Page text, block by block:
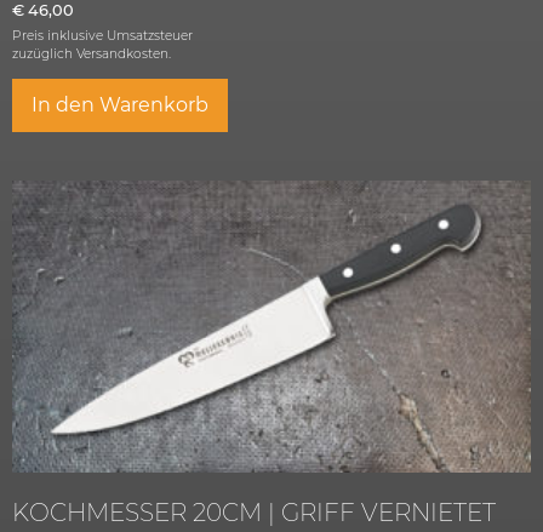
€ 46,00
Preis inklusive Umsatzsteuer
zuzüglich Versandkosten.
In den Warenkorb
KOCHMESSER 20CM | GRIFF VERNIETET